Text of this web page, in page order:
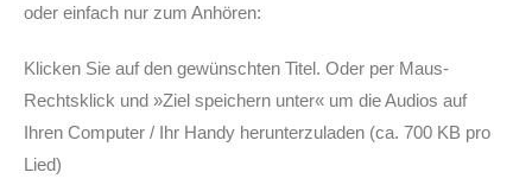
oder einfach nur zum Anhören:
Klicken Sie auf den gewünschten Titel. Oder per Maus-
Rechtsklick und »Ziel speichern unter« um die Audios auf
Ihren Computer / Ihr Handy herunterzuladen (ca. 700 KB pro
Lied)